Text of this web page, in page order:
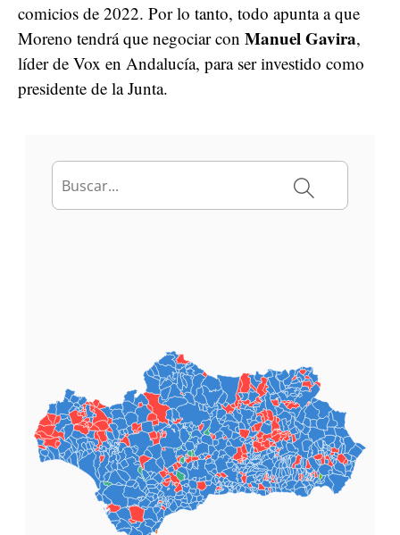
comicios de 2022. Por lo tanto, todo apunta a que
Moreno tendrá que negociar con Manuel Gavira,
líder de Vox en Andalucía, para ser investido como
presidente de la Junta.